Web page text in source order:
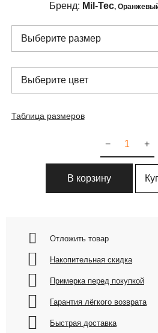
Бренд: Mil-Tec,
Выберите размер
Выберите цвет
Таблица размеров
+
−
В корзину
Отложить товар
Накопительная скидка
Примерка перед покупкой
Гарантия лёгкого возврата
Быстрая доставка